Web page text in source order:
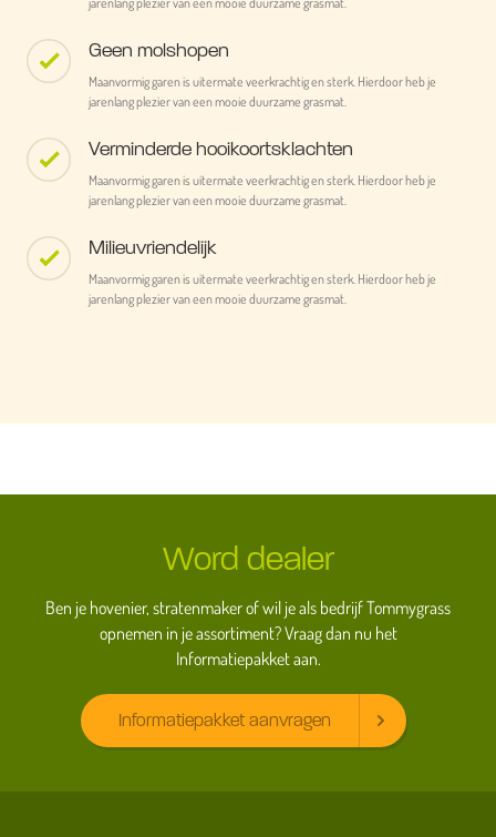
Geen molshopen
Maanvormig garen is uitermate veerkrachtig en sterk. Hierdoor heb je
jarenlang plezier van een mooie duurzame grasmat.
Verminderde hooikoortsklachten
Maanvormig garen is uitermate veerkrachtig en sterk. Hierdoor heb je
jarenlang plezier van een mooie duurzame grasmat.
Milieuvriendelijk
Maanvormig garen is uitermate veerkrachtig en sterk. Hierdoor heb je
jarenlang plezier van een mooie duurzame grasmat.
Word dealer
Ben je hovenier, stratenmaker of wil je als bedrijf Tommygrass
opnemen in je assortiment? Vraag dan nu het
Informatiepakket aan.
Informatiepakket aanvragen